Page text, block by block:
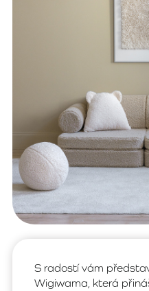
S radostí vám
Wigiwama, která